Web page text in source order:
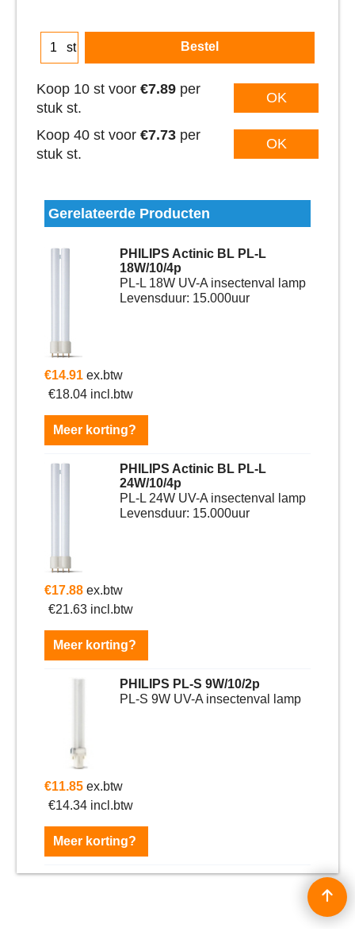
st Bestel
Koop 10 st voor €7.89 per
stuk st.
OK
Koop 40 st voor €7.73 per
stuk st.
OK
Gerelateerde Producten
PHILIPS Actinic BL PL-L
18W/10/4p
PL-L 18W UV-A insectenval lamp
Levensduur: 15.000uur
€14.91 ex.btw
€18.04 incl.btw
Meer korting?
PHILIPS Actinic BL PL-L
24W/10/4p
PL-L 24W UV-A insectenval lamp
Levensduur: 15.000uur
€17.88 ex.btw
€21.63 incl.btw
Meer korting?
PHILIPS PL-S 9W/10/2p
PL-S 9W UV-A insectenval lamp
€11.85 ex.btw
€14.34 incl.btw
Meer korting?